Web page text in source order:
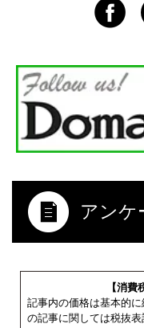
アンケ
【消費
記事内の価格は基本的
の記事に関しては税抜表